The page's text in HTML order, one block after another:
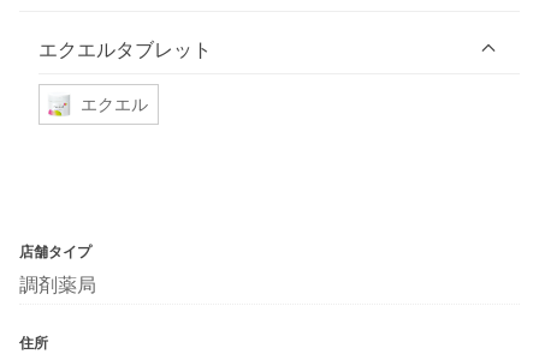
エクエルタブレット
エクエル
店舗タイプ
調剤薬局
住所